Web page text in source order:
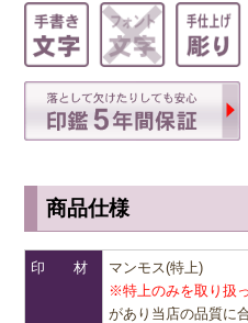
商品仕様
印 材
マンモス(特上)
※特上のみを取り扱
があり当店の品質に